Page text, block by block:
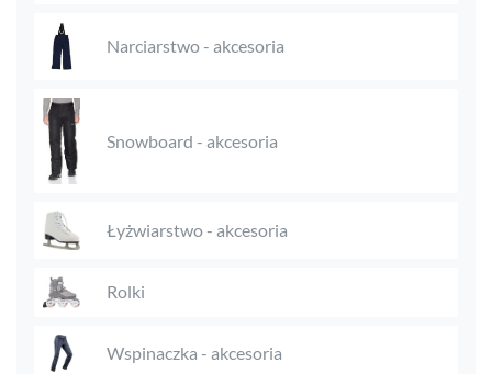
Narciarstwo - akcesoria
Snowboard - akcesoria
Łyżwiarstwo - akcesoria
Rolki
Wspinaczka - akcesoria